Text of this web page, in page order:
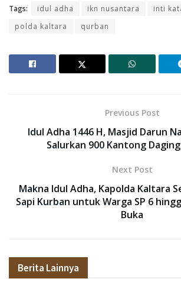
Tags: idul adha ikn nusantara
inti
polda kaltara
qurban
Previous Post
Idul Adha 1446 H, Masjid Darun
Salurkan 900 Kantong
Next Post
Makna Idul Adha, Kapolda Kaltara
Sapi Kurban untuk Warga SP 6
Buka
Berita Lainnya